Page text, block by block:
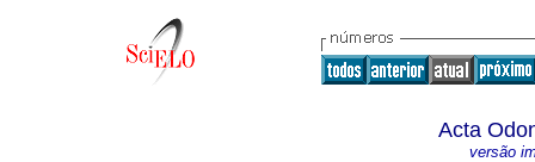
Acta
versão